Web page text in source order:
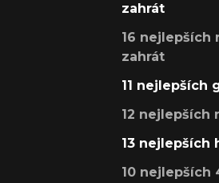
zahrát
16 nejlepších
zahrát
11 nejlepších
12 nejlepších
13 nejlepších
10 nejlepších